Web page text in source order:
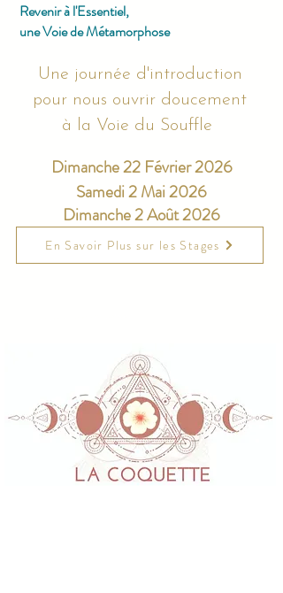
Revenir à l'Essentiel,
une Voie de Métamorphose
Une journée d'introduction
pour nous ouvrir doucement
à la Voie du Souffle
Dimanche22 Février 2026
Samedi 2 Mai 2026
Dimanche 2 Août 2026
En Savoir Plus sur les Stages